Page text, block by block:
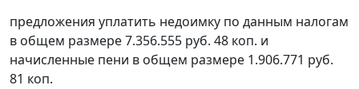
предложения уплатить недоимку по данным налогам
в общем размере 7.356.555 руб. 48 коп. и
начисленные пени в общем размере 1.906.771 руб.
81 коп.